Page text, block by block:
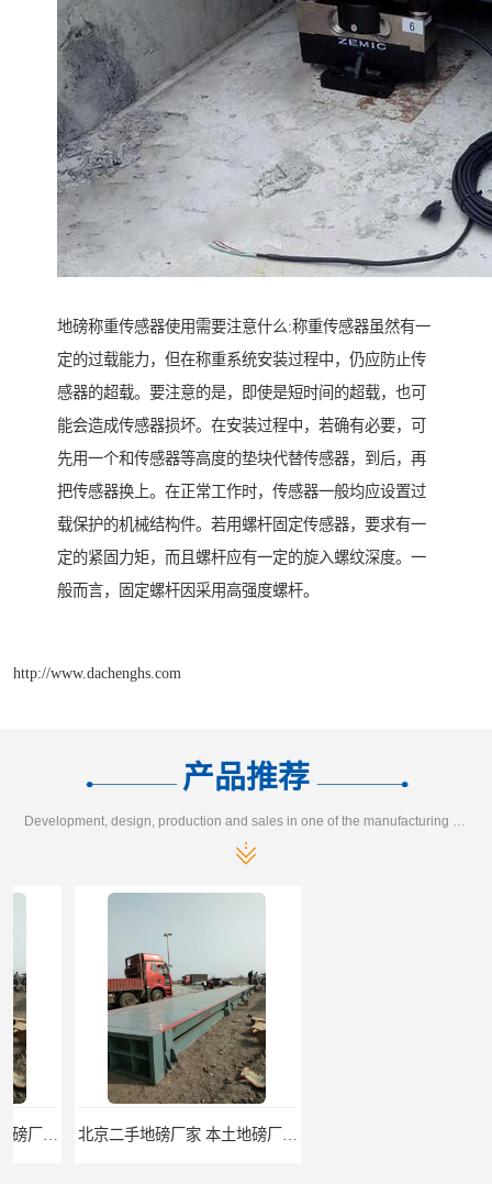
地磅称重传感器使用需要注意什么:称重传感器虽然有一
定的过载能力，但在称重系统安装过程中，仍应防止传
感器的超载。要注意的是，即使是短时间的超载，也可
能会造成传感器损坏。在安装过程中，若确有必要，可
先用一个和传感器等高度的垫块代替传感器，到后，再
把传感器换上。在正常工作时，传感器一般均应设置过
载保护的机械结构件。若用螺杆固定传感器，要求有一
定的紧固力矩，而且螺杆应有一定的旋入螺纹深度。一
般而言，固定螺杆因采用高强度螺杆。
http://www.dachenghs.com
产品推荐
北京二手地磅厂家 本土地磅厂100秒报价